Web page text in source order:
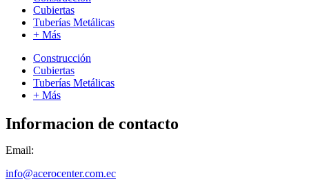
Cubiertas
Tuberías Metálicas
+ Más
Construcción
Cubiertas
Tuberías Metálicas
+ Más
Informacion de contacto
Email:
info@acerocenter.com.ec